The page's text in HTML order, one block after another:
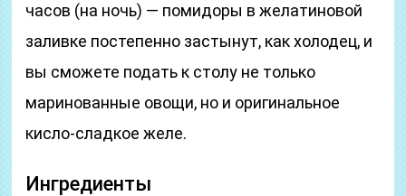
часов (на ночь) — помидоры в желатиновой
заливке постепенно застынут, как холодец, и
вы сможете подать к столу не только
маринованные овощи, но и оригинальное
кисло-сладкое желе.
Ингредиенты